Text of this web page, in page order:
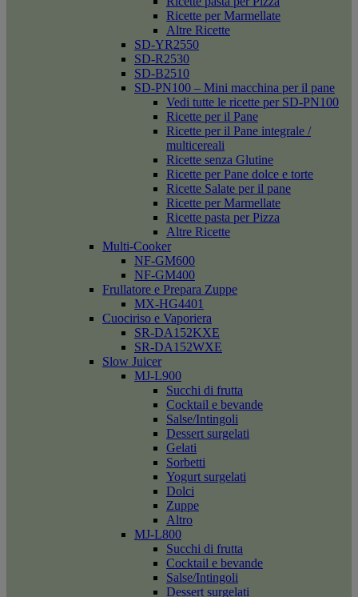
Ricette per Marmellate
Altre Ricette
SD-YR2550
SD-R2530
SD-B2510
SD-PN100 – Mini macchina per il pane
Vedi tutte le ricette per SD-PN100
Ricette per il Pane
Ricette per il Pane integrale /
multicereali
Ricette senza Glutine
Ricette per Pane dolce e torte
Ricette Salate per il pane
Ricette per Marmellate
Ricette pasta per Pizza
Altre Ricette
Multi-Cooker
NF-GM600
NF-GM400
Frullatore e Prepara Zuppe
MX-HG4401
Cuociriso e Vaporiera
SR-DA152KXE
SR-DA152WXE
Slow Juicer
MJ-L900
Succhi di frutta
Cocktail e bevande
Salse/Intingoli
Dessert surgelati
Gelati
Sorbetti
Yogurt surgelati
Dolci
Zuppe
Altro
MJ-L800
Succhi di frutta
Cocktail e bevande
Salse/Intingoli
Dessert surgelati